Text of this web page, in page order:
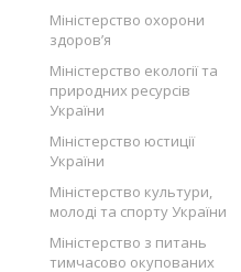
Міністерство охорони
здоров’я
Міністерство екології та
природних ресурсів
України
Міністерство юстиції
України
Міністерство культури,
молоді та спорту України
Міністерство з питань
тимчасово окупованих